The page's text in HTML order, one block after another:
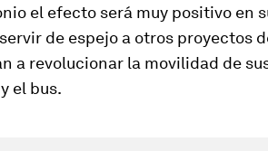
el efecto será muy positivo en
de espejo a otros proyectos
a revolucionar la movilidad de
el bus.